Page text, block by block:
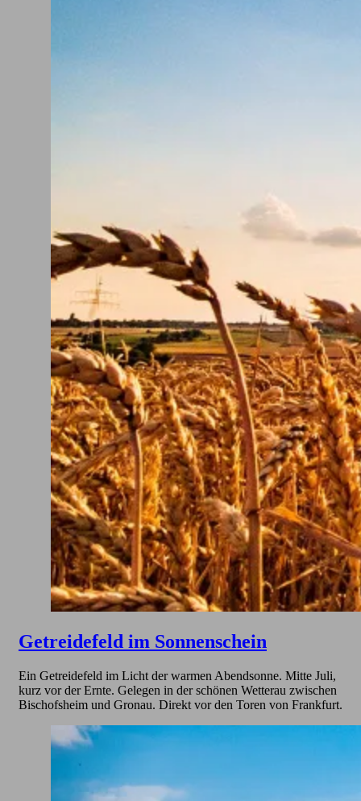
Getreidefeld im Sonnenschein
Ein Getreidefeld im Licht der warmen Abendsonne. Mitte Juli,
kurz vor der Ernte. Gelegen in der schönen Wetterau zwischen
Bischofsheim und Gronau. Direkt vor den Toren von Frankfurt.